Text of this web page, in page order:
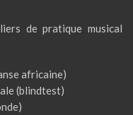
de pratique musical
africaine)
(blindtest)